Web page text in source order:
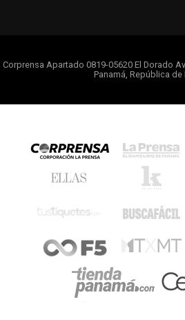
Corprensa Apartado 0819-05620 El Dorado
Panamá, República de